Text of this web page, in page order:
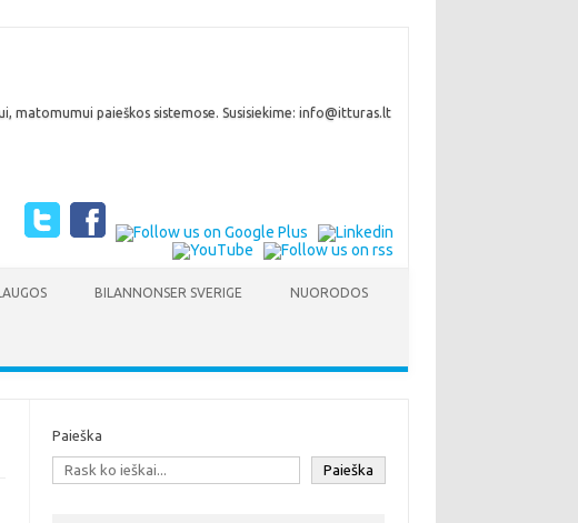
matomumui paieškos sistemose. Susisiekime: info@itturas.lt
BILANNONSER SVERIGE NUORODOS
Paieška
Paieška